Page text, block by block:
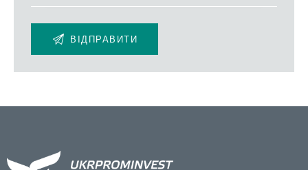
європейський ринок. Та які саме переваги отримує
Європа, обравши експорт тваринницької продукції з
України до ЄС? Яке місце займає наша держава на
зануримося в динаміку, структуру та особливості